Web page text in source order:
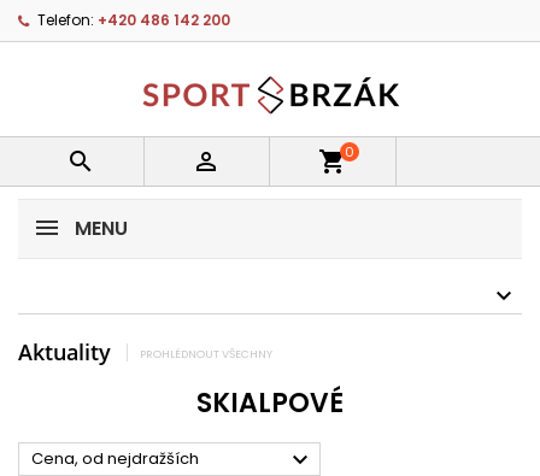
Telefon: +420 486 142 200
  shopping_cart0
MENU
Aktuality PROHLÉDNOUT VŠECHNY
SKIALPOVÉ
Cena, od nejdražších 